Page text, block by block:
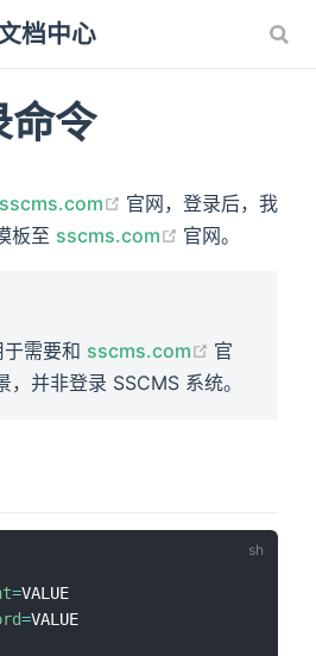
档中心
令
sscms.com (opens new window)
官网，登录后，我
板至 sscms.com (opens new
官网。
需要和 sscms.com (opens
官
，并非登录 SSCMS 系统。
=VALUE
=VALUE